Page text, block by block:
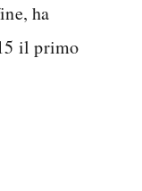
ha
il primo